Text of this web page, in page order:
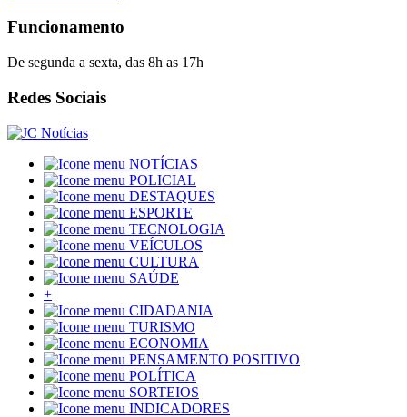
Funcionamento
De segunda a sexta, das 8h as 17h
Redes Sociais
NOTÍCIAS
POLICIAL
DESTAQUES
ESPORTE
TECNOLOGIA
VEÍCULOS
CULTURA
SAÚDE
+
CIDADANIA
TURISMO
ECONOMIA
PENSAMENTO POSITIVO
POLÍTICA
SORTEIOS
INDICADORES